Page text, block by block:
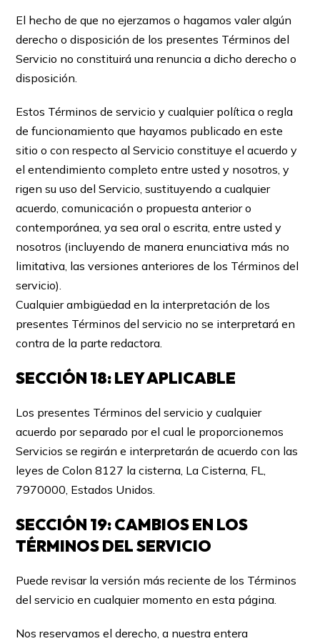
El hecho de que no ejerzamos o hagamos valer algún
derecho o disposición de los presentes Términos del
Servicio no constituirá una renuncia a dicho derecho o
disposición.
Estos Términos de servicio y cualquier política o regla
de funcionamiento que hayamos publicado en este
sitio o con respecto al Servicio constituye el acuerdo y
el entendimiento completo entre usted y nosotros, y
rigen su uso del Servicio, sustituyendo a cualquier
acuerdo, comunicación o propuesta anterior o
contemporánea, ya sea oral o escrita, entre usted y
nosotros (incluyendo de manera enunciativa más no
limitativa, las versiones anteriores de los Términos del
servicio).
Cualquier ambigüedad en la interpretación de los
presentes Términos del servicio no se interpretará en
contra de la parte redactora.
SECCIÓN 18: LEY APLICABLE
Los presentes Términos del servicio y cualquier
acuerdo por separado por el cual le proporcionemos
Servicios se regirán e interpretarán de acuerdo con las
leyes de Colon 8127 la cisterna, La Cisterna, FL,
7970000, Estados Unidos.
SECCIÓN 19: CAMBIOS EN LOS
TÉRMINOS DEL SERVICIO
Puede revisar la versión más reciente de los Términos
del servicio en cualquier momento en esta página.
Nos reservamos el derecho, a nuestra entera